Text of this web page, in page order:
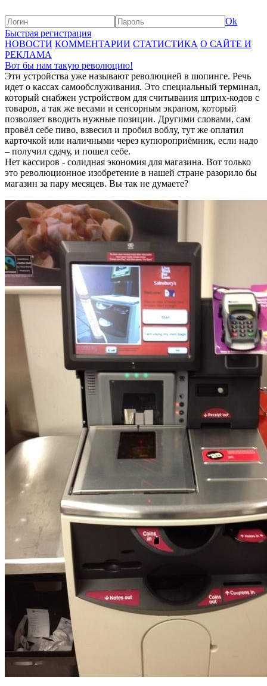
Ok
Быстрая регистрация
НОВОСТИ КОММЕНТАРИИ СТАТИСТИКА О САЙТЕ И
РЕКЛАМА
Вот бы нам такую революцию!
Эти устройства уже называют революцией в шопинге. Речь
идет о кассах самообслуживания. Это специальный терминал,
который снабжен устройством для считывания штрих-кодов с
товаров, а так же весами и сенсорным экраном, который
позволяет вводить нужные позиции. Другими словами, сам
провёл себе пиво, взвесил и пробил воблу, тут же оплатил
карточкой или наличными через купюроприёмник, если надо
– получил сдачу, и пошел себе.
Нет кассиров - солидная экономия для магазина. Вот только
это революционное изобретение в нашей стране разорило бы
магазин за пару месяцев. Вы так не думаете?